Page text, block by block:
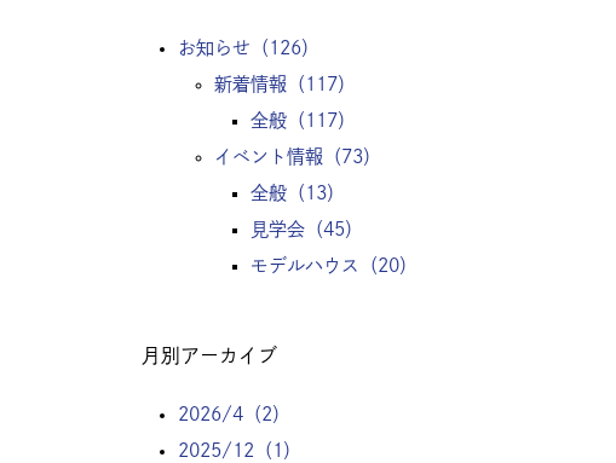
お知らせ （126）
新着情報 （117）
全般 （117）
イベント情報 （73）
全般 （13）
見学会 （45）
モデルハウス
（20）
月別アーカイブ
2026/4（2）
2025/12（1）